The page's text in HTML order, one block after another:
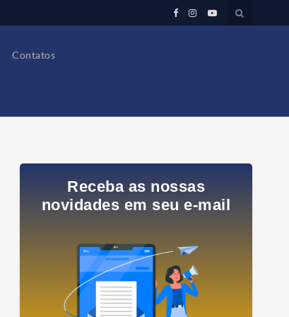
Contatos
Receba as nossas
novidades em seu e-mail